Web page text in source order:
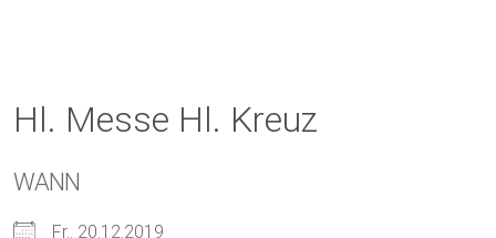
Hl. Messe Hl. Kreuz
WANN
Fr.. 20.12.2019